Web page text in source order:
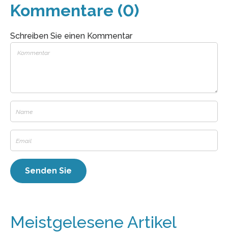
Kommentare (0)
Schreiben Sie einen Kommentar
Meistgelesene Artikel